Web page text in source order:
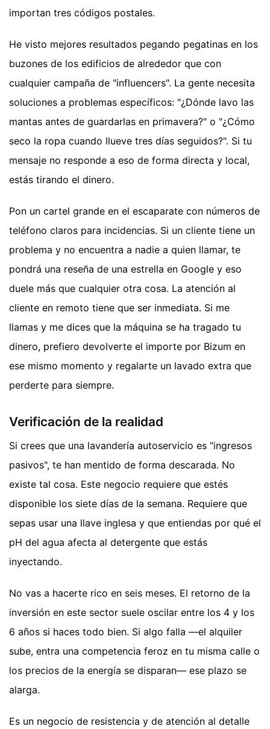
importan tres códigos postales.
He visto mejores resultados pegando pegatinas en los
buzones de los edificios de alrededor que con
cualquier campaña de "influencers". La gente necesita
soluciones a problemas específicos: "¿Dónde lavo las
mantas antes de guardarlas en primavera?" o "¿Cómo
seco la ropa cuando llueve tres días seguidos?". Si tu
mensaje no responde a eso de forma directa y local,
estás tirando el dinero.
Pon un cartel grande en el escaparate con números de
teléfono claros para incidencias. Si un cliente tiene un
problema y no encuentra a nadie a quien llamar, te
pondrá una reseña de una estrella en Google y eso
duele más que cualquier otra cosa. La atención al
cliente en remoto tiene que ser inmediata. Si me
llamas y me dices que la máquina se ha tragado tu
dinero, prefiero devolverte el importe por Bizum en
ese mismo momento y regalarte un lavado extra que
perderte para siempre.
Verificación de la realidad
Si crees que una lavandería autoservicio es "ingresos
pasivos", te han mentido de forma descarada. No
existe tal cosa. Este negocio requiere que estés
disponible los siete días de la semana. Requiere que
sepas usar una llave inglesa y que entiendas por qué el
pH del agua afecta al detergente que estás
inyectando.
No vas a hacerte rico en seis meses. El retorno de la
inversión en este sector suele oscilar entre los 4 y los
6 años si haces todo bien. Si algo falla —el alquiler
sube, entra una competencia feroz en tu misma calle o
los precios de la energía se disparan— ese plazo se
alarga.
Es un negocio de resistencia y de atención al detalle